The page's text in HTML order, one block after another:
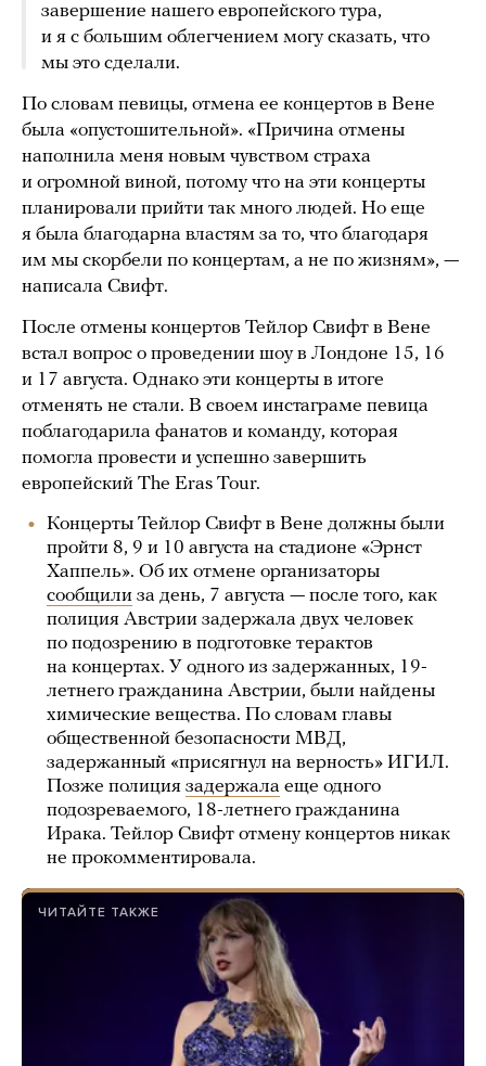
завершение нашего европейского тура,
и я с большим облегчением могу сказать, что
мы это сделали.
По словам певицы, отмена ее концертов в Вене
была «опустошительной». «Причина отмены
наполнила меня новым чувством страха
и огромной виной, потому что на эти концерты
планировали прийти так много людей. Но еще
я была благодарна властям за то, что благодаря
им мы скорбели по концертам, а не по жизням», —
написала Свифт.
После отмены концертов Тейлор Свифт в Вене
встал вопрос о проведении шоу в Лондоне 15, 16
и 17 августа. Однако эти концерты в итоге
отменять не стали. В своем инстаграме певица
поблагодарила фанатов и команду, которая
помогла провести и успешно завершить
европейский The Eras Tour.
Концерты Тейлор Свифт в Вене должны были
пройти 8, 9 и 10 августа на стадионе «Эрнст
Хаппель». Об их отмене организаторы
сообщили за день, 7 августа — после того, как
полиция Австрии задержала двух человек
по подозрению в подготовке терактов
на концертах. У одного из задержанных, 19-
летнего гражданина Австрии, были найдены
химические вещества. По словам главы
общественной безопасности МВД,
задержанный «присягнул на верность» ИГИЛ.
Позже полиция задержала еще одного
подозреваемого, 18-летнего гражданина
Ирака. Тейлор Свифт отмену концертов никак
не прокомментировала.
ЧИТАЙТЕ ТАКЖЕ